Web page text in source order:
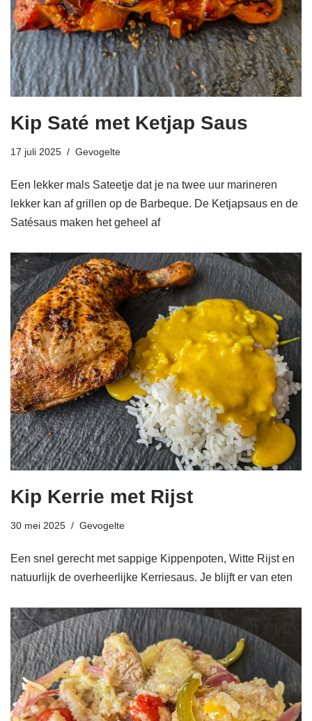
Kip Saté met Ketjap Saus
17 juli 2025 Gevogelte
Een lekker mals Sateetje dat je na twee uur marineren
lekker kan af grillen op de Barbeque. De Ketjapsaus en de
Satésaus maken het geheel af
Kip Kerrie met Rijst
30 mei 2025 Gevogelte
Een snel gerecht met sappige Kippenpoten, Witte Rijst en
natuurlijk de overheerlijke Kerriesaus. Je blijft er van eten